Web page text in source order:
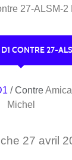
27-ALSM-2
CONTRE 27-
/ Contre
Michel
27 avril